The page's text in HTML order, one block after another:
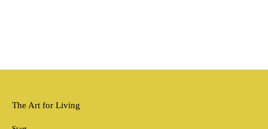
The Art for Living